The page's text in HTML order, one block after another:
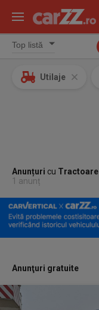
Utilaje
Anunțuri cu Tractoare
1 anunț
Anunţuri gratuite